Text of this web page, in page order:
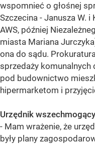
wspomnieć o głośnej
Szczecina - Janusza W.
AWS, później
miasta Mariana
ona do sądu.
sprzedaży komunalnych
pod budownictwo
hipermarketom i
Urzędnik wszechmogący
- Mam wrażenie, że
były plany